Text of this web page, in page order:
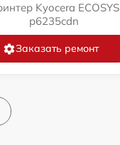
Kyocera ECOSYS
p6235cdn
Заказать ремонт